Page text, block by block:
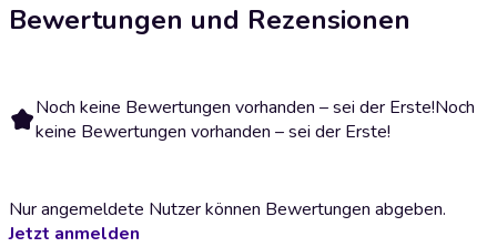
Bewertungen und Rezensionen
Noch keine Bewertungen vorhanden – sei der Erste!Noch
keine Bewertungen vorhanden – sei der Erste!
Nur angemeldete Nutzer können Bewertungen abgeben.
Jetzt anmelden